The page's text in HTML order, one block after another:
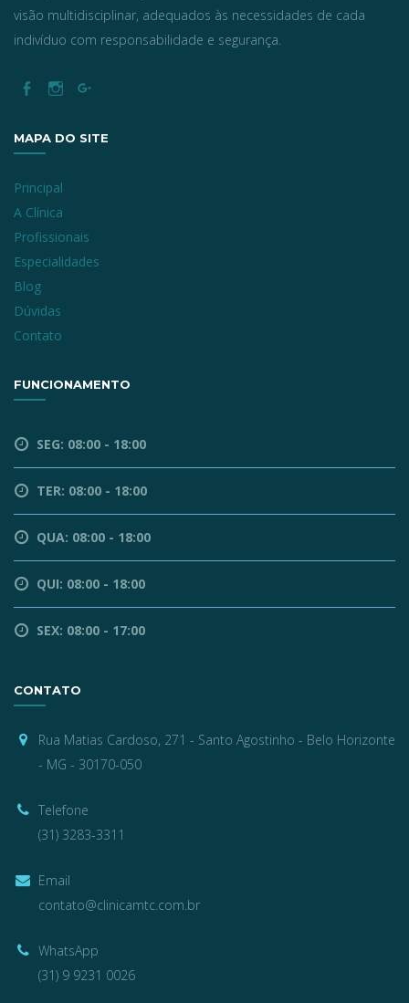
visão multidisciplinar, adequados às necessidades de cada
indivíduo com responsabilidade e segurança.
MAPA DO SITE
Principal
A Clínica
Profissionais
Especialidades
Blog
Dúvidas
Contato
FUNCIONAMENTO
SEG: 08:00 - 18:00
TER: 08:00 - 18:00
QUA: 08:00 - 18:00
QUI: 08:00 - 18:00
SEX: 08:00 - 17:00
CONTATO
Rua Matias Cardoso, 271 - Santo Agostinho - Belo Horizonte
- MG - 30170-050
Telefone
(31) 3283-3311
Email
contato@clinicamtc.com.br
WhatsApp
(31) 9 9231 0026